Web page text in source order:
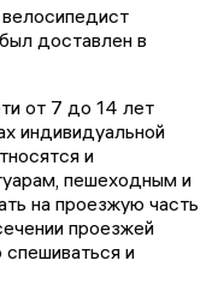
доставлен в
от 7 до 14 лет
индивидуальной
и
пешеходным и
на проезжую часть
проезжей
и